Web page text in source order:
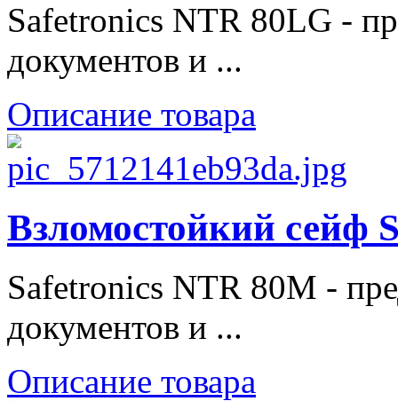
Safetronics NTR 80LG -
документов и ...
Описание товара
Взломостойкий сейф
Safetronics NTR 80M -
документов и ...
Описание товара